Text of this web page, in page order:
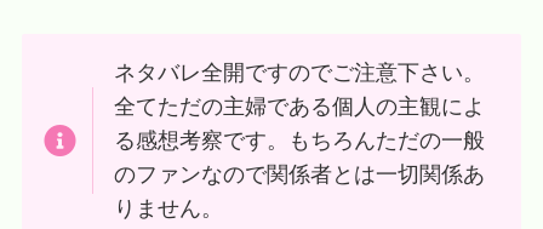
ネタバレ全開ですのでご注意下さい。
全てただの主婦である個人の主観によ
る感想考察です。もちろんただの一般
のファンなので関係者とは一切関係あ
りません。